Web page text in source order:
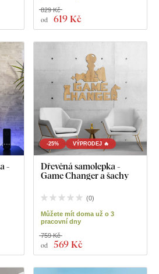
od 619 Kč
829 Kč
-
-25% VÝPRODEJ 🔥
Dřevěná samolepka -
Game Changer a šachy
(0)
Můžete mít doma už o 3
pracovní dny
od 569 Kč
759 Kč